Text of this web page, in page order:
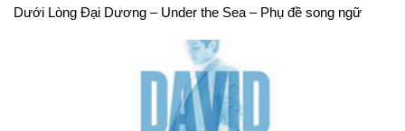
Dưới Lòng Đại Dương – Under the Sea – Phụ đề song ngữ